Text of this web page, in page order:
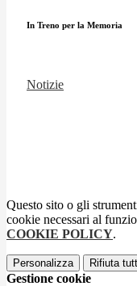
In Treno per la Memoria
Notizie
Questo sito o gli
cookie necessari al
COOKIE POLICY.
Personalizza Rifiuta
Gestione cookie